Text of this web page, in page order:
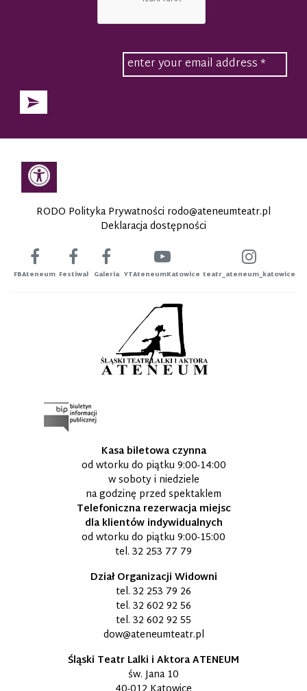
RODO Polityka Prywatności rodo@ateneumteatr.pl
Deklaracja dostępności
FBAteneum Festiwal Galeria YTAteneumKatowice teatr_ateneum_katowice
Kasa biletowa czynna
od wtorku do piątku 9:00-14:00
w soboty i niedziele
na godzinę przed spektaklem
Telefoniczna rezerwacja miejsc
dla klientów indywidualnych
od wtorku do piątku 9:00-15:00
tel. 32 253 77 79
Dział Organizacji Widowni
tel. 32 253 79 26
tel. 32 602 92 56
tel. 32 602 92 55
dow@ateneumteatr.pl
Śląski Teatr Lalki i Aktora ATENEUM
św. Jana 10